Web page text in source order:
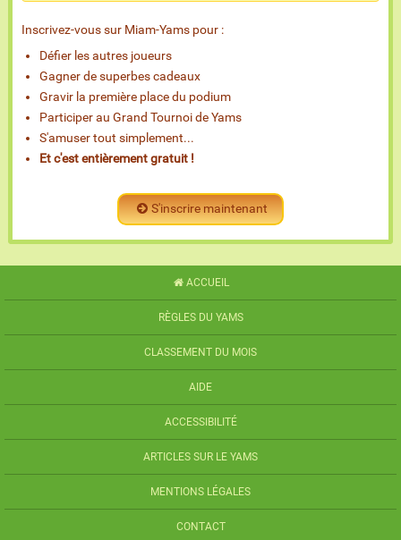
Inscrivez-vous sur Miam-Yams pour :
Défier les autres joueurs
Gagner de superbes cadeaux
Gravir la première place du podium
Participer au Grand Tournoi de Yams
S'amuser tout simplement...
Et c'est entièrement gratuit !
S'inscrire maintenant
ACCUEIL
RÈGLES DU YAMS
CLASSEMENT DU MOIS
AIDE
ACCESSIBILITÉ
ARTICLES SUR LE YAMS
MENTIONS LÉGALES
CONTACT